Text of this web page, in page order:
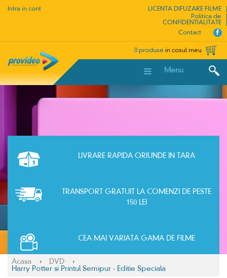
Intra in cont
LICENTA DIFUZARE FILME
Politica de
CONFIDENTIALITATE
Contact
0 produse in cosul meu
Menu
LIVRARE RAPIDA ORIUNDE IN TARA
TRANSPORT GRATUIT LA COMENZI DE PESTE
150 LEI
CEA MAI VARIATA GAMA DE FILME
Acasa
DVD
Harry Potter si Printul Semipur - Editie Speciala